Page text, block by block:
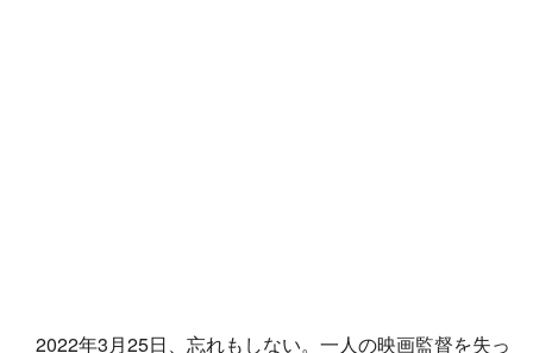
2022年3月25日、忘れもしない。一人の映画監督を失っ